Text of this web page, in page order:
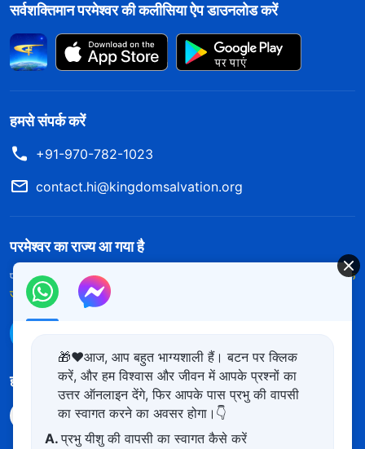
सर्वशक्तिमान परमेश्वर की कलीसिया ऐप डाउनलोड करें
हमसे संपर्क करें
+91-970-782-1023
contact.hi@kingdomsalvation.org
परमेश्वर का राज्य आ गया है
परमेश्वर का राज्य पृथ्वी पर आ गया है! क्या आप इसमें प्रवेश करना चाहते हैं?
और अधिक
जानें
हमारा अनुसरण करें
🎁❤️आज, आप बहुत भाग्यशाली हैं। बटन पर क्लिक
करें, और हम विश्वास और जीवन में आपके प्रश्नों का
उत्तर ऑनलाइन देंगे, फिर आपके पास प्रभु की वापसी
का स्वागत करने का अवसर होगा।👇
A.प्रभु यीशु की वापसी का स्वागत कैसे करें